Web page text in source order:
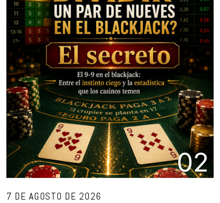
02
7 DE AGOSTO DE 2026